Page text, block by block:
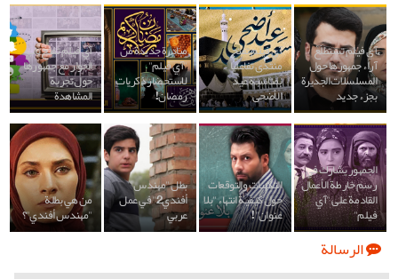
آي فيلم تستطلع
آراء جمهورها حول
المسلسلات الجديرة
بجزء جديد
آي فيلم تفتح
منتدى تفاعليا
بمناسبة عيد
الأضحى
مبادرة جديدة من
"آي فيلم"
لاستحضار ذكريات
رمضان!
آي فيلم تفتح باب
الحوار مع جمهورها
حول تجربة
المشاهدة
الجمهور يشارك في
رسم خارطة الأعمال
القادمة على "آي
فيلم"
التكهنات والتوقعات
حول كيفية انتهاء "بلا
عنوان"!
بطل "مهندس
أفندي2" في عمل
عربي
من هي بطلة
"مهندس أفندي"؟
الرسالة